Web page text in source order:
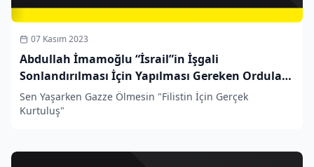
07 Kasım 2023
Abdullah İmamoğlu “İsrail”in İşgali
Sonlandırılması İçin Yapılması Gereken Orduları
Seferber Etmektir
Sen Yaşarken Gazze Ölmesin "Filistin İçin Gerçek
Kurtuluş"